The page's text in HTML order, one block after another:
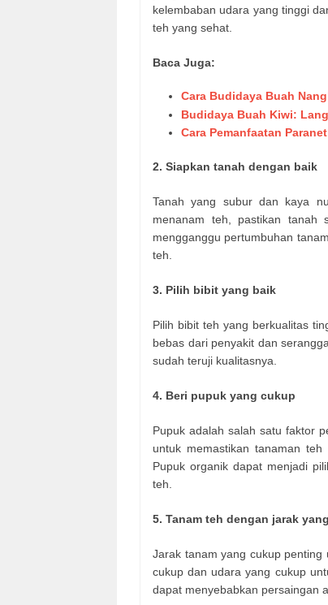
kelembaban udara yang tinggi
teh yang sehat.
Baca Juga:
Cara Budidaya Buah
Budidaya Buah Kiwi:
Cara Pemanfaatan
2. Siapkan tanah dengan baik
Tanah yang subur dan kaya
menanam teh, pastikan tanah
mengganggu pertumbuhan
teh.
3. Pilih bibit yang baik
Pilih bibit teh yang berkualitas
bebas dari penyakit dan
sudah teruji kualitasnya.
4. Beri pupuk yang cukup
Pupuk adalah salah satu faktor
untuk memastikan tanaman
Pupuk organik dapat menjadi
teh.
5. Tanam teh dengan jarak
Jarak tanam yang cukup
cukup dan udara yang cukup
dapat menyebabkan persaingan